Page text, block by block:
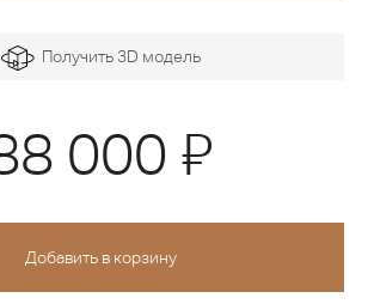
Получить 3D модель
000 Я